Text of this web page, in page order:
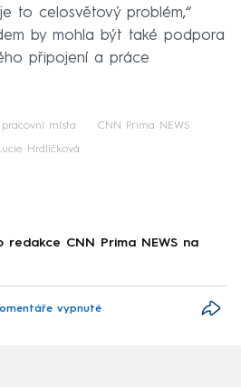
to celosvětový problém,“
by mohla být také podpora
připojení a práce
pracovní místa CNN Prima NEWS
Hrdličková
CNN Prima NEWS na
vypnuté